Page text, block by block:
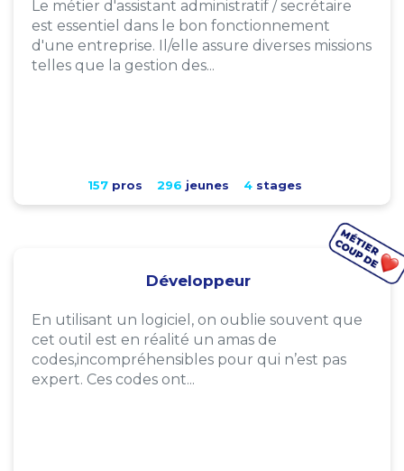
Le métier d'assistant administratif / secrétaire
est essentiel dans le bon fonctionnement
d'une entreprise. Il/elle assure diverses missions
telles que la gestion des...
157 pros 296 jeunes 4 stages
Développeur
En utilisant un logiciel, on oublie souvent que
cet outil est en réalité un amas de
codes,incompréhensibles pour qui n’est pas
expert. Ces codes ont...